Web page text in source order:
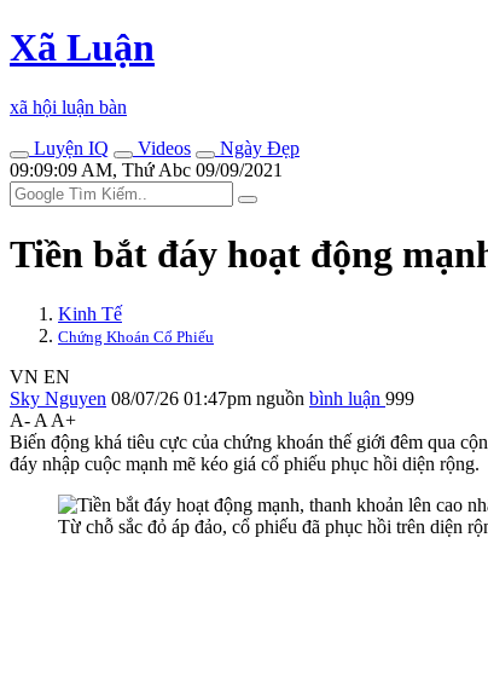
Xã Luận
xã hội luận bàn
Luyện IQ
Videos
Ngày Đẹp
09:09:09 AM, Thứ Abc 09/09/2021
Tiền bắt đáy hoạt động
Kinh Tế
Chứng Khoán Cổ Phiếu
VN EN
Sky Nguyen 08/07/26 01:47pm nguồn bình luận 999
A- A A+
Biến động khá tiêu cực của chứng khoán thế giới đêm qua
đáy nhập cuộc mạnh mẽ kéo giá cổ phiếu phục hồi diện rộng.
Từ chỗ sắc đỏ áp đảo, cổ phiếu đã phục hồi trên diện